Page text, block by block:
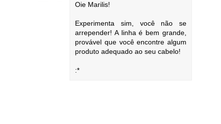
Oie Marilis!
Experimenta sim, você não se
arrepender! A linha é bem grande,
provável que você encontre algum
produto adequado ao seu cabelo!
:*